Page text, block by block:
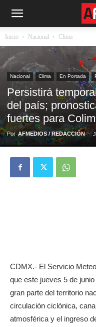
Inicio Nacional Clima
Nacional Clima En Portada
Persistirá
del país;
fuertes para
Por AFMEDIOS / REDACCIÓN -
CDMX.- El Servicio
que este jueves 5 de
gran parte del territorio
circulación ciclónica,
atmosférica y el ingreso